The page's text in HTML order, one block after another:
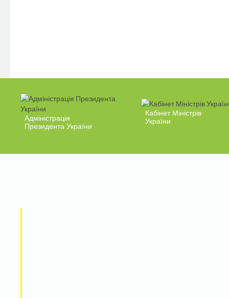
Адміністрація
Президента України
Кабінет Міністрів
України